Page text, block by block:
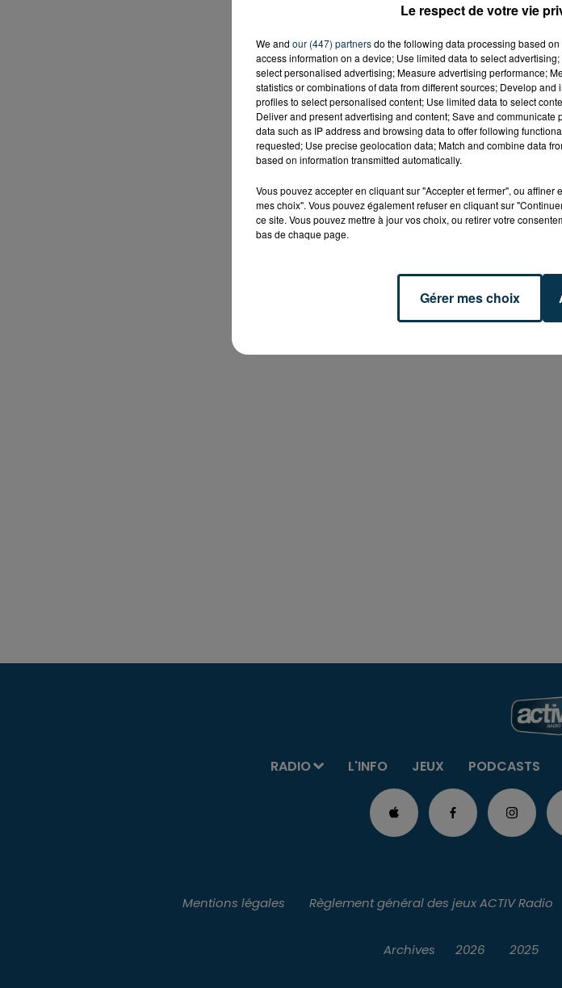
RADIO L'INFO JEUX PODCASTS
Mentions légales Règlement général des jeux ACTIV Radio
Archives 2026 2025
Le respect de votre vie
We and our (447) partnersdo the following data processing based
access information on a device; Use limited data to select
select personalised advertising; Measure advertising performance;
statistics or combinations of data from different sources; Develop
profiles to select personalised content; Use limited data to select
Deliver and present advertising and content; Save and
data such as IP address and browsing data to offer following
requested; Use precise geolocation data; Match and combine data
based on information transmitted automatically.
Vous pouvez accepter en cliquant sur "Accepter et fermer", ou
mes choix". Vous pouvez également refuser en cliquant sur
ce site. Vous pouvez mettre à jour vos choix, ou retirer votre
bas de chaque page.
Gérer mes choix